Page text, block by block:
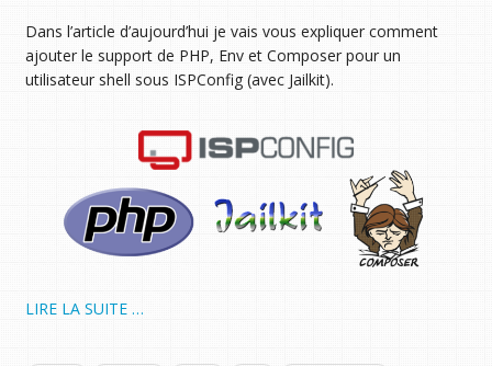
Dans l’article d’aujourd’hui je vais vous expliquer comment
ajouter le support de PHP, Env et Composer pour un
utilisateur shell sous ISPConfig (avec Jailkit).
LIRE LA SUITE …